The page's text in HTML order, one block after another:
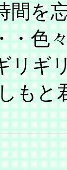
間を
・色
リギ
もと